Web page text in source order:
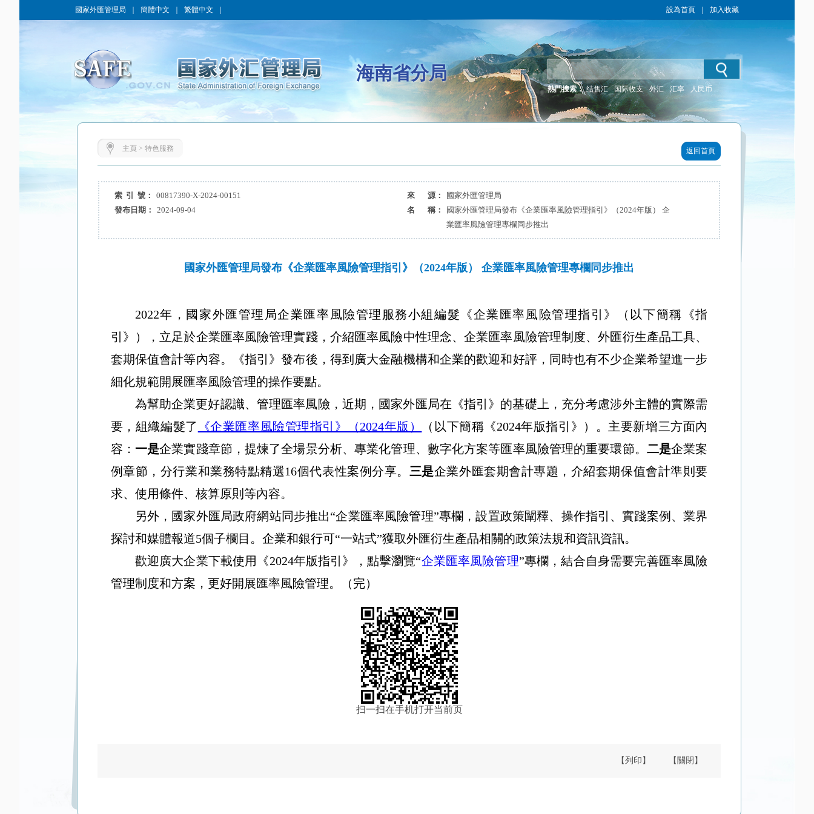
國家外匯管理局 簡體中文 繁體中文 設為首頁 加入收藏
海南省分局
熱門搜索： 结售汇 国际收支 外汇 汇率 人民币
主頁 > 特色服務 返回首頁
索 引 號： 00817390-X-2024-00151 來 源：
國家外匯管理局
發布日期：
2024-09-04 名 稱：
國家外匯管理局發布《企業匯率風險管理指引》（2024年版） 企
業匯率風險管理專欄同步推出
國家外匯管理局發布《企業匯率風險管理指引》（2024年版） 企業匯率風險管理專欄同步推出
2022年，國家外匯管理局企業匯率風險管理服務小組編髮《企業匯率風險管理指引》（以下簡稱《指
引》），立足於企業匯率風險管理實踐，介紹匯率風險中性理念、企業匯率風險管理制度、外匯衍生產品工具、
套期保值會計等內容。《指引》發布後，得到廣大金融機構和企業的歡迎和好評，同時也有不少企業希望進一步
細化規範開展匯率風險管理的操作要點。
為幫助企業更好認識、管理匯率風險，近期，國家外匯局在《指引》的基礎上，充分考慮涉外主體的實際需
要，組織編髮了
《企業匯率風險管理指引》（2024年版） （以下簡稱《2024年版指引》）。主要新增三方面內
容： 一是企業實踐章節，提煉了全場景分析、專業化管理、數字化方案等匯率風險管理的重要環節。 二是企業案
例章節，分行業和業務特點精選16個代表性案例分享。 三是企業外匯套期會計專題，介紹套期保值會計準則要
求、使用條件、核算原則等內容。
另外，國家外匯局政府網站同步推出“企業匯率風險管理”專欄，設置政策闡釋、操作指引、實踐案例、業界
探討和媒體報道5個子欄目。企業和銀行可“一站式”獲取外匯衍生產品相關的政策法規和資訊資訊。
歡迎廣大企業下載使用《2024年版指引》，點擊瀏覽“企業匯率風險管理”專欄，結合自身需要完善匯率風險
管理制度和方案，更好開展匯率風險管理。（完）
扫一扫在手机打开当前页
【列印】 【關閉】